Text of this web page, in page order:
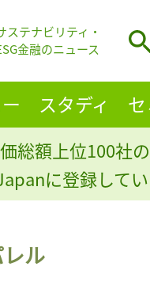
ステナビリティ・
金融のニュース
スタディ
総額上位100社
に登録して
ル